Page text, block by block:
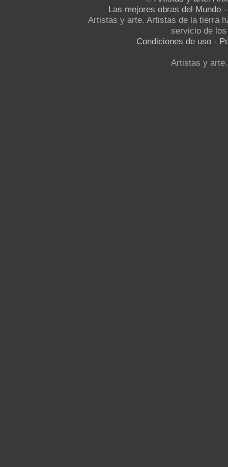
Las mejores obras del Mundo
Artistas y arte. Artistas de la tierra
servicio de
Condiciones de uso -
Artistas y